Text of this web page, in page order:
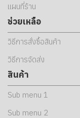
แผนที่ร้าน
ช่วยเหลือ
วิธีการสั่งซื้อสินค้า
วิธีการจัดส่ง
สินค้า
Sub menu 1
Sub menu 2